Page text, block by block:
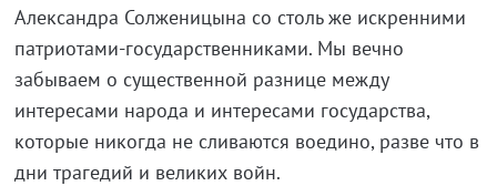
Александра Солженицына со столь же искренними
патриотами-государственниками. Мы вечно
забываем о существенной разнице между
интересами народа и интересами государства,
которые никогда не сливаются воедино, разве что в
дни трагедий и великих войн.